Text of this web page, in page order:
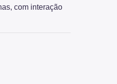
com interação